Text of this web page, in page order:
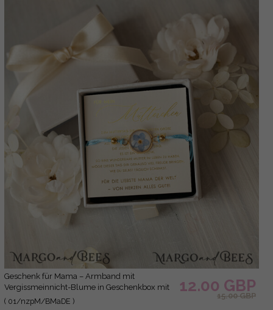
Geschenk für Mama – Armband mit
Vergissmeinnicht-Blume in Geschenkbox mit
Widmung
( 01/nzpM/BMaDE )
12.00 GBP
15.00 GBP